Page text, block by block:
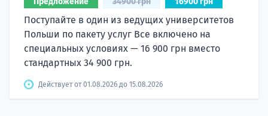
Поступайте в один из ведущих университетов
Польши по пакету услуг Все включено на
специальных условиях — 16 900 грн вместо
стандартных 34 900 грн.
Действует от 01.08.2026 до 15.08.2026